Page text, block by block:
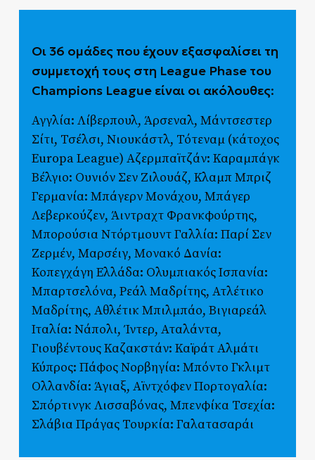
Οι 36 ομάδες που έχουν εξασφαλίσει τη
συμμετοχή τους στη League Phase του
Champions League είναι οι ακόλουθες:
Αγγλία: Λίβερπουλ, Άρσεναλ, Μάντσεστερ
Σίτι, Τσέλσι, Νιουκάστλ, Τότεναμ (κάτοχος
Europa League) Αζερμπαϊτζάν: Καραμπάγκ
Βέλγιο: Ουνιόν Σεν Ζιλουάζ, Κλαμπ Μπριζ
Γερμανία: Μπάγερν Μονάχου, Μπάγερ
Λεβερκούζεν, Άιντραχτ Φρανκφούρτης,
Μπορούσια Ντόρτμουντ Γαλλία: Παρί Σεν
Ζερμέν, Μαρσέιγ, Μονακό Δανία:
Κοπεγχάγη Ελλάδα: Ολυμπιακός Ισπανία:
Μπαρτσελόνα, Ρεάλ Μαδρίτης, Ατλέτικο
Μαδρίτης, Αθλέτικ Μπιλμπάο, Βιγιαρεάλ
Ιταλία: Νάπολι, Ίντερ, Αταλάντα,
Γιουβέντους Καζακστάν: Καϊράτ Αλμάτι
Κύπρος: Πάφος Νορβηγία: Μπόντο Γκλιμτ
Ολλανδία: Άγιαξ, Αϊντχόφεν Πορτογαλία:
Σπόρτινγκ Λισσαβόνας, Μπενφίκα Τσεχία:
Σλάβια Πράγας Τουρκία: Γαλατασαράι